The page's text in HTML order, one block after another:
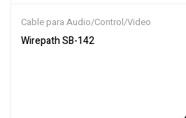
Cable para Audio/Control/Video
Wirepath SB-142